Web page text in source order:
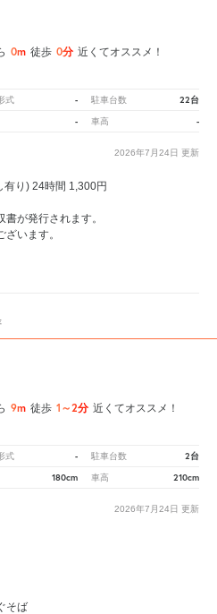
0m 徒歩 0分 近くてオススメ！
式 - 駐車台数 22台
- 車高 -
2026年7月24日 更新
有り) 24時間 1,300円
が発行されます。
います。
9m 徒歩 1～2分 近くてオススメ！
式 - 駐車台数 2台
180cm 車高 210cm
2026年7月24日 更新
そば